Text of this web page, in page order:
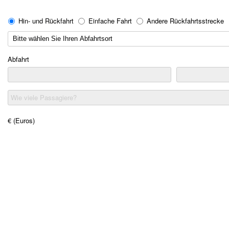
Hin- und Rückfahrt Einfache Fahrt Andere Rückfahrtsstrecke
Abfahrt
Wie viele Passagiere?
€ (Euros)